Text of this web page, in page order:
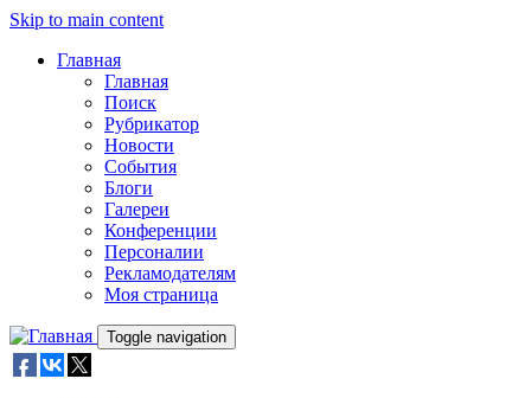
Skip to main content
Главная
Главная
Поиск
Рубрикатор
Новости
События
Блоги
Галереи
Конференции
Персоналии
Рекламодателям
Моя страница
Toggle navigation